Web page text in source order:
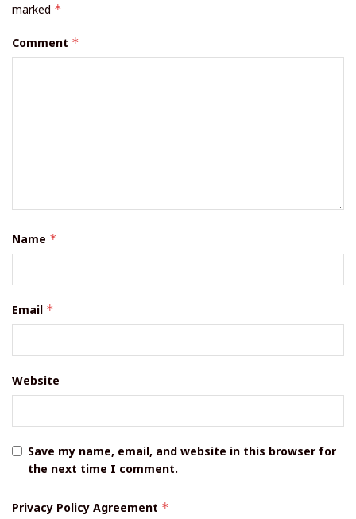
marked *
Comment *
Name *
Email *
Website
Save my name, email, and website in this browser for
the next time I comment.
Privacy Policy Agreement *